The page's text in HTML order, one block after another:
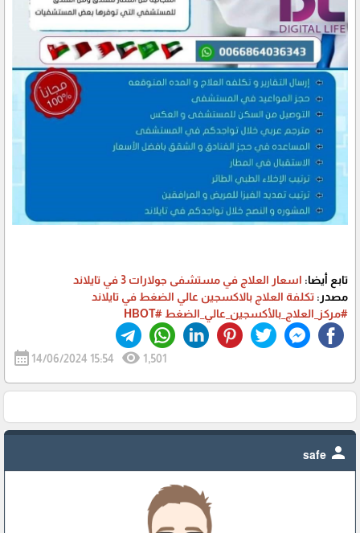
تابع أيضا: اسعار العلاج في مستشفى جولارات 3 في تايلاند
مصدر: تكلفة العلاج بالاكسجين عالي الضغط في تايلاند
#مركز_العلاج_بالأكسجين_عالي_الضغط #HBOT
calendar_month 14/06/2024 15:54 visibility 1,501
person